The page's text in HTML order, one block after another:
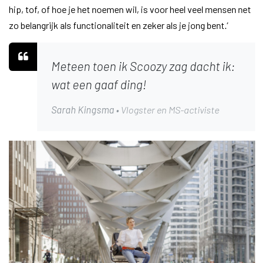
hip, tof, of hoe je het noemen wil, is voor heel veel mensen net
zo belangrijk als functionaliteit en zeker als je jong bent.’
Meteen toen ik Scoozy zag dacht ik:
wat een gaaf ding!
Sarah Kingsma • Vlogster en MS-activiste